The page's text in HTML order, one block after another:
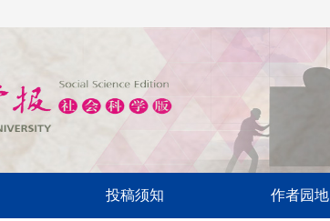
投稿须知 作者园地